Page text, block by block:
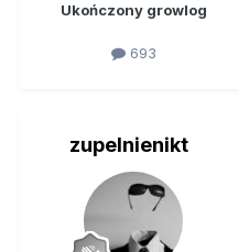
Ukończony growlog
693
zupelnienikt